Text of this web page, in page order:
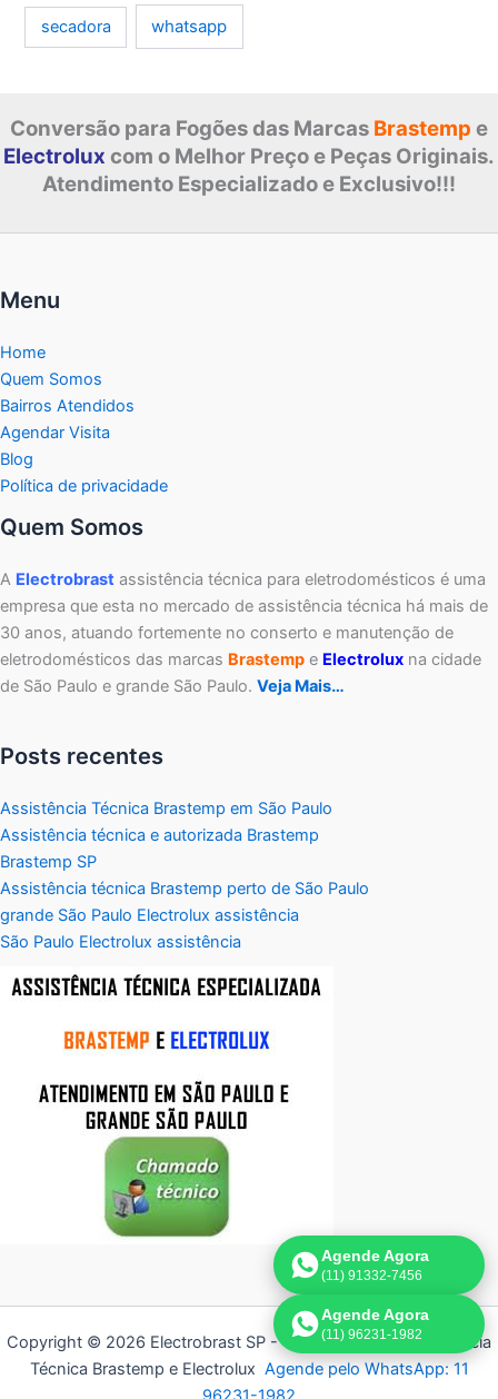
secadora whatsapp
Conversão para Fogões das Marcas Brastemp e
Electrolux com o Melhor Preço e Peças Originais.
Atendimento Especializado e Exclusivo!!!
Menu
Home
Quem Somos
Bairros Atendidos
Agendar Visita
Blog
Política de privacidade
Quem Somos
A Electrobrast assistência técnica para eletrodomésticos é uma
empresa que esta no mercado de assistência técnica há mais de
30 anos, atuando fortemente no conserto e manutenção de
eletrodomésticos das marcas Brastemp e Electrolux na cidade
de São Paulo e grande São Paulo. Veja Mais…
Posts recentes
Assistência Técnica Brastemp em São Paulo
Assistência técnica e autorizada Brastemp
Brastemp SP
Assistência técnica Brastemp perto de São Paulo
grande São Paulo Electrolux assistência
São Paulo Electrolux assistência
Copyright © 2026 Electrobrast SP - 11 3836-9554 | Assistência
Técnica Brastemp e Electrolux Agende pelo WhatsApp: 11
Agende Agora
(11) 91332-7456
Agende Agora
(11) 96231-1982